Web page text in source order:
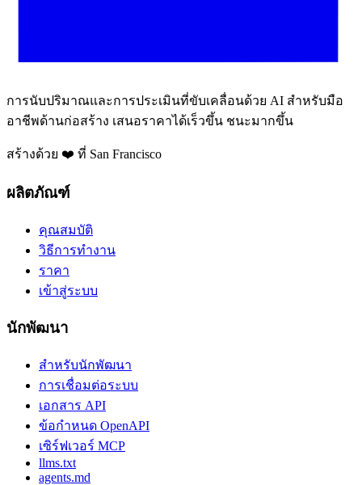
การนับปริมาณและการประเมินที่ขับเคลื่อนด้วย AI สำหรับมือ
อาชีพด้านก่อสร้าง เสนอราคาได้เร็วขึ้น ชนะมากขึ้น
สร้างด้วย ❤️ ที่ San Francisco
ผลิตภัณฑ์
คุณสมบัติ
วิธีการทำงาน
ราคา
เข้าสู่ระบบ
นักพัฒนา
สำหรับนักพัฒนา
การเชื่อมต่อระบบ
เอกสาร API
ข้อกำหนด OpenAPI
เซิร์ฟเวอร์ MCP
llms.txt
agents.md